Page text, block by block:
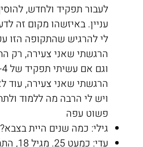
לעבור תפקיד ולחדש,
עניין. באיזשהו מקום זה
לי להרגיש שהתקופה הזו
הרגשתי שאני צעירה, רק
הרגשתי שאני צעירה, עוד
ויש לי הרבה מה ללמוד
פשוט עפה
גילי: כמה שנים היית בצבא?